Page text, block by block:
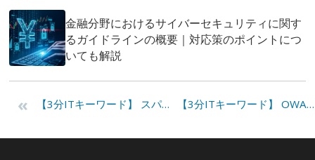
金融分野におけるサイバーセキュリティに関す
るガイドラインの概要｜対応策のポイントにつ
いても解説
« 【3分ITキーワード】 スパムトラップ(Spam Trap) 【3分ITキーワード】 OWASP Top 10